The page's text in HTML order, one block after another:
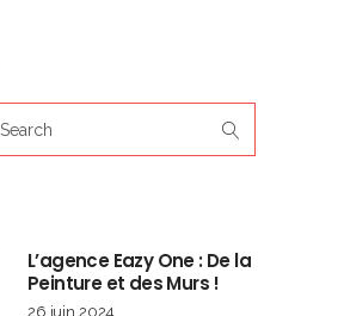
L’agence Eazy One : De la
Peinture et des Murs !
26 juin 2024